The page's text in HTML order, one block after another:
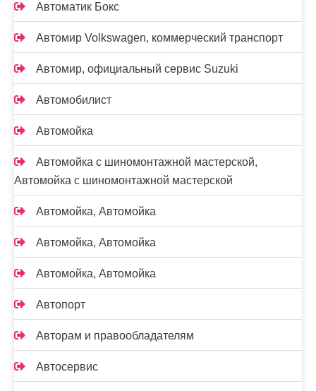
Автоматик Бокс
Автомир Volkswagen, коммерческий транспорт
Автомир, официальный сервис Suzuki
Автомобилист
Автомойка
Автомойка с шиномонтажной мастерской,
Автомойка с шиномонтажной мастерской
Автомойка, Автомойка
Автомойка, Автомойка
Автомойка, Автомойка
Автопорт
Авторам и правообладателям
Автосервис